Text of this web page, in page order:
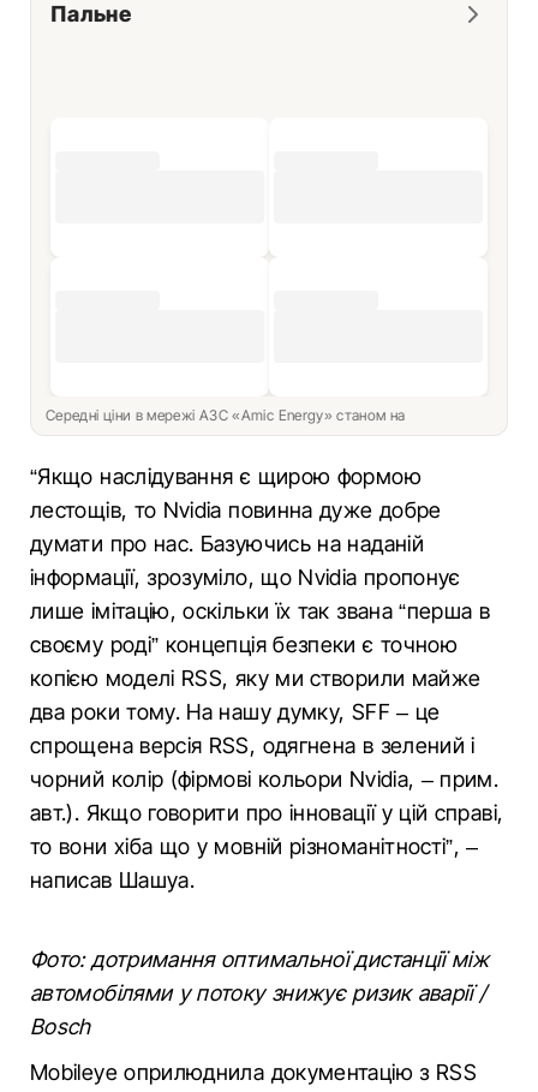
Пальне
Середні ціни в мережі АЗС «Amic Energy» станом на
“Якщо наслідування є щирою формою
лестощів, то Nvidia повинна дуже добре
думати про нас. Базуючись на наданій
інформації, зрозуміло, що Nvidia пропонує
лише імітацію, оскільки їх так звана “перша в
своєму роді” концепція безпеки є точною
копією моделі RSS, яку ми створили майже
два роки тому. На нашу думку, SFF – це
спрощена версія RSS, одягнена в зелений і
чорний колір (фірмові кольори Nvidia, – прим.
авт.). Якщо говорити про інновації у цій справі,
то вони хіба що у мовній різноманітності”, –
написав Шашуа.
Фото: дотримання оптимальної дистанції між
автомобілями у потоку знижує ризик аварії /
Bosch
Mobileye оприлюднила документацію з RSS